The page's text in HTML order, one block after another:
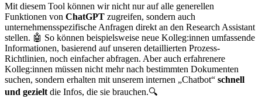
Mit diesem Tool können wir nicht nur auf alle generellen
Funktionen von ChatGPT zugreifen, sondern auch
unternehmensspezifische Anfragen direkt an den Research Assistant
stellen. 🤖 So können beispielsweise neue Kolleg:innen umfassende
Informationen, basierend auf unseren detaillierten Prozess-
Richtlinien, noch einfacher abfragen. Aber auch erfahrenere
Kolleg:innen müssen nicht mehr nach bestimmten Dokumenten
suchen, sondern erhalten mit unserem internen „Chatbot“ schnell
und gezielt die Infos, die sie brauchen.🔍